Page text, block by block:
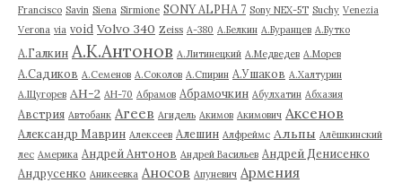
Francisco Savin Siena Sirmione SONY ALPHA 7 Sony NEX-5T Suchy Venezia
Verona via void Volvo 340 Zeiss А-380 А.Белкин А.Буранцев А.Бутко
А.Галкин А.К.Антонов А.Литинецкий А.Медведев А.Морев
А.Садиков А.Семенов А.Соколов А.Спирин А.Ушаков А.Халтурин
А.Щугорев АН-2 АН-70 Абрамов Абрамочкин Абулхатин Абхазия
Австрия Автобанк Агеев Агидель Акимов Акимович Аксенов
Александр Маврин Алексеев Алешин Алфреймс Альпы Алёшкинский
лес Америка Андрей Антонов Андрей Васильев Андрей Денисенко
Андрусенко Аникеевка Аносов Апуневич Армения